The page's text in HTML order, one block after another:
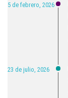
5 de febrero, 2026
23 de julio, 2026